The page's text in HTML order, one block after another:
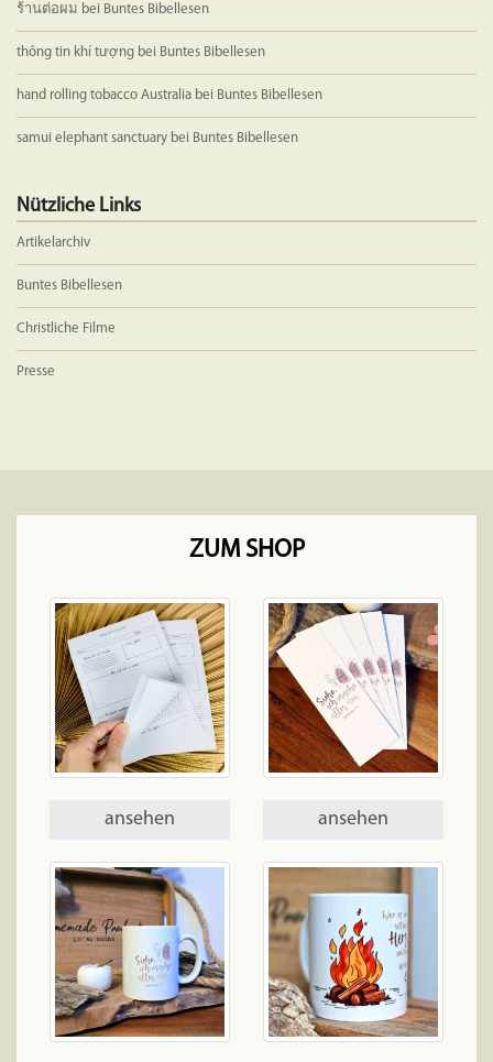
ร้านต่อผม bei Buntes Bibellesen
thông tin khí tượng bei Buntes Bibellesen
hand rolling tobacco Australia bei Buntes Bibellesen
samui elephant sanctuary bei Buntes Bibellesen
Nützliche Links
Artikelarchiv
Buntes Bibellesen
Christliche Filme
Presse
ZUM SHOP
ansehen ansehen